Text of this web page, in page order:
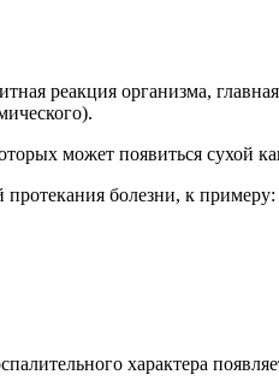
реакция организма,
может появиться сухой
протекания болезни, к примеру:
характера